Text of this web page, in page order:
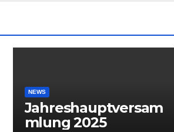
NEWS
Jahreshauptversam
mlung 2025